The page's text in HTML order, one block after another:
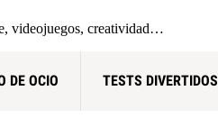
videojuegos, creatividad…
DE OCIO TESTS DIVERTIDOS